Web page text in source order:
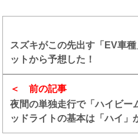
前の記事
夜間の単独走行で「ハイビ
ッドライトの基本は「ハイ」
みた
スズキがこの先出す「EV車
ットから予想した！